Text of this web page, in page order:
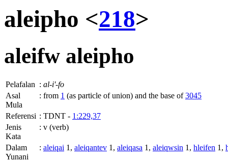
aleipho <218>
aleifw aleipho
Pelafalan : al-i'-fo
Asal
Mula
: from 1 (as particle of union) and the base of3045
Referensi : TDNT - 1:229,37
Jenis
Kata
: v (verb)
Dalam
Yunani
: aleiqai 1, aleiqantev 1, aleiqasa 1, aleiqwsin 1, hleifen 1,